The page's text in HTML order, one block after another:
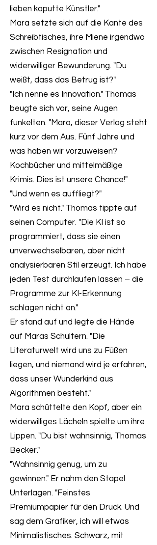
lieben kaputte Künstler."
Mara setzte sich auf die Kante des
Schreibtisches, ihre Miene irgendwo
zwischen Resignation und
widerwilliger Bewunderung. "Du
weißt, dass das Betrug ist?"
"Ich nenne es Innovation." Thomas
beugte sich vor, seine Augen
funkelten. "Mara, dieser Verlag steht
kurz vor dem Aus. Fünf Jahre und
was haben wir vorzuweisen?
Kochbücher und mittelmäßige
Krimis. Dies ist unsere Chance!"
"Und wenn es auffliegt?"
"Wird es nicht." Thomas tippte auf
seinen Computer. "Die KI ist so
programmiert, dass sie einen
unverwechselbaren, aber nicht
analysierbaren Stil erzeugt. Ich habe
jeden Test durchlaufen lassen – die
Programme zur KI-Erkennung
schlagen nicht an."
Er stand auf und legte die Hände
auf Maras Schultern. "Die
Literaturwelt wird uns zu Füßen
liegen, und niemand wird je erfahren,
dass unser Wunderkind aus
Algorithmen besteht."
Mara schüttelte den Kopf, aber ein
widerwilliges Lächeln spielte um ihre
Lippen. "Du bist wahnsinnig, Thomas
Becker."
"Wahnsinnig genug, um zu
gewinnen." Er nahm den Stapel
Unterlagen. "Feinstes
Premiumpapier für den Druck. Und
sag dem Grafiker, ich will etwas
Minimalistisches. Schwarz, mit